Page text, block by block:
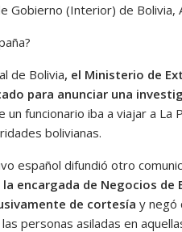
Gobierno (Interior) de Bolivia,
de Bolivia, el Ministerio de
para anunciar una
funcionario iba a viajar a La
bolivianas.
español difundió otro
encargada de Negocios de
de cortesía y negó
las personas asiladas en